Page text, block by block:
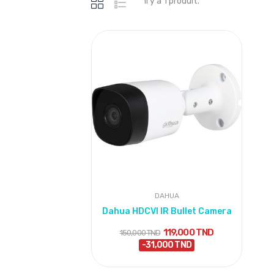
DAHUA
Dahua HDCVI IR Bullet Camera
150,000 TND 119,000 TND
-31,000 TND